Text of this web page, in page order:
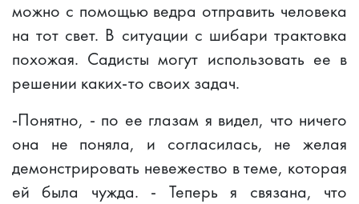
можно с помощью ведра отправить человека
на тот свет. В ситуации с шибари трактовка
похожая. Садисты могут использовать ее в
решении каких-то своих задач.
-Понятно, - по ее глазам я видел, что ничего
она не поняла, и согласилась, не желая
демонстрировать невежество в теме, которая
ей была чужда. - Теперь я связана, что